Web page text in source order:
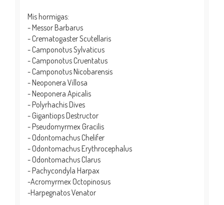
Mis hormigas:
- Messor Barbarus
- Crematogaster Scutellaris
- Camponotus Sylvaticus
- Camponotus Cruentatus
- Camponotus Nicobarensis
- Neoponera Villosa
- Neoponera Apicalis
- Polyrhachis Dives
- Gigantiops Destructor
- Pseudomyrmex Gracilis
- Odontomachus Chelifer
- Odontomachus Erythrocephalus
- Odontomachus Clarus
- Pachycondyla Harpax
-Acromyrmex Octopinosus
-Harpegnatos Venator